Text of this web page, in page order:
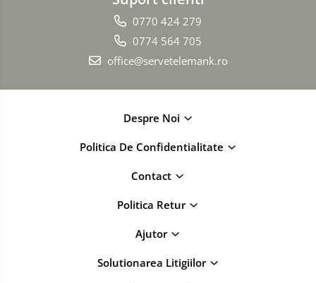
0770 424 279
0774 564 705
office@servetelemank.ro
Despre Noi
Politica De Confidentialitate
Contact
Politica Retur
Ajutor
Solutionarea Litigiilor